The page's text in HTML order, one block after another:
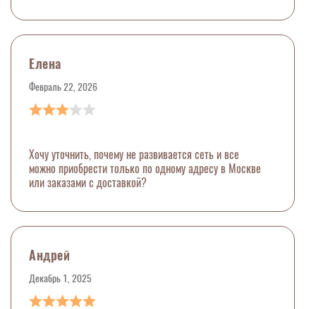
Елена
Февраль 22, 2026
Хочу уточнить, почему не развивается сеть и все
можно приобрести только по одному адресу в Москве
или заказами с доставкой?
Андрей
Декабрь 1, 2025